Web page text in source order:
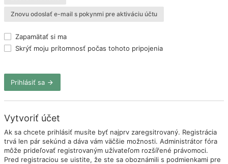
Znovu odoslať e-mail s pokynmi pre aktiváciu účtu
Zapamätať si ma
Skrýť moju prítomnosť počas tohoto pripojenia
Prihlásiť sa
Vytvoriť účet
Ak sa chcete prihlásiť musíte byť najprv zaregsitrovaný. Registrácia
trvá len pár sekúnd a dáva vám väčšie možnosti. Administrátor fóra
môže prideľovať registrovaným užívateľom rozšířené právomoci.
Pred registraciou se uistite, že ste sa oboznámili s podmienkami pre